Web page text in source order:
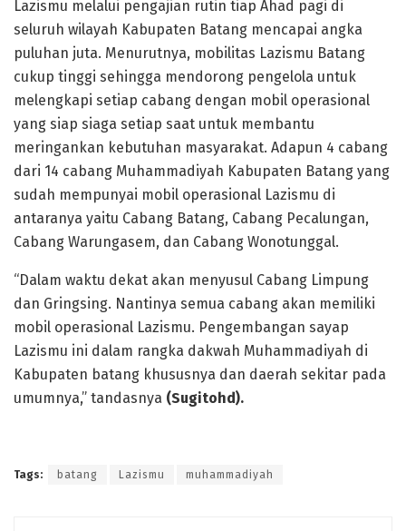
Lazismu melalui pengajian rutin tiap Ahad pagi di
seluruh wilayah Kabupaten Batang mencapai angka
puluhan juta. Menurutnya, mobilitas Lazismu Batang
cukup tinggi sehingga mendorong pengelola untuk
melengkapi setiap cabang dengan mobil operasional
yang siap siaga setiap saat untuk membantu
meringankan kebutuhan masyarakat. Adapun 4 cabang
dari 14 cabang Muhammadiyah Kabupaten Batang yang
sudah mempunyai mobil operasional Lazismu di
antaranya yaitu Cabang Batang, Cabang Pecalungan,
Cabang Warungasem, dan Cabang Wonotunggal.
“Dalam waktu dekat akan menyusul Cabang Limpung
dan Gringsing. Nantinya semua cabang akan memiliki
mobil operasional Lazismu. Pengembangan sayap
Lazismu ini dalam rangka dakwah Muhammadiyah di
Kabupaten batang khususnya dan daerah sekitar pada
umumnya,” tandasnya (Sugitohd).
Tags: batang Lazismu muhammadiyah